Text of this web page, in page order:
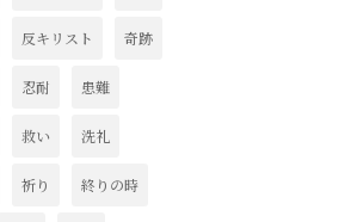
反キリスト 奇跡
忍耐 患難
救い 洗礼
祈り 終りの時